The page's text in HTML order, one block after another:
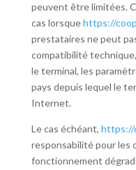
peuvent être limitées.
cas lorsquehttps://
prestataires ne peut
compatibilité
le terminal, les
pays depuis lequel le
Internet.
Le cas échéant, https://
responsabilité pour les
fonctionnement